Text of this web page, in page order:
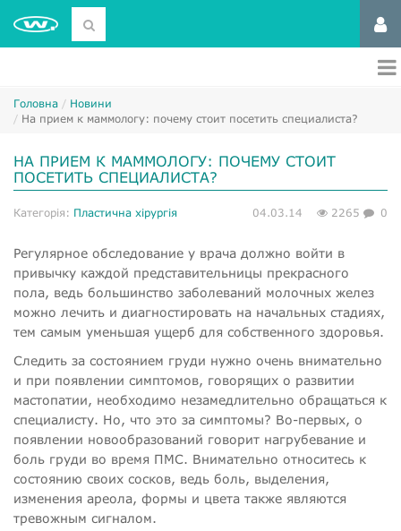
Головна
Новини
На прием к маммологу: почему стоит посетить специалиста?
НА ПРИЕМ К МАММОЛОГУ: ПОЧЕМУ СТОИТ
ПОСЕТИТЬ СПЕЦИАЛИСТА?
Категорія: Пластична хірургія 04.03.14 2265 0
Регулярное обследование у врача должно войти в
привычку каждой представительницы прекрасного
пола, ведь большинство заболеваний молочных желез
можно лечить и диагностировать на начальных стадиях,
тем самым уменьшая ущерб для собственного здоровья.
Следить за состоянием груди нужно очень внимательно
и при появлении симптомов, говорящих о развитии
мастопатии, необходимо незамедлительно обращаться к
специалисту. Но, что это за симптомы? Во-первых, о
появлении новообразований говорит нагрубевание и
боль груди во время ПМС. Внимательно относитесь к
состоянию своих сосков, ведь боль, выделения,
изменения ареола, формы и цвета также являются
тревожным сигналом.